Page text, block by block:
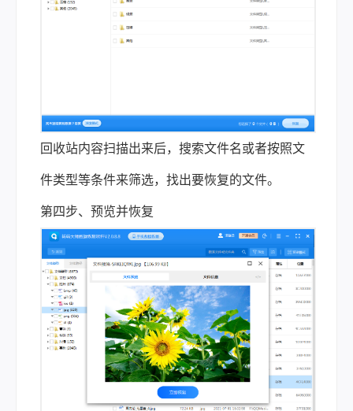
回收站内容扫描出来后，搜索文件名或者按照文
件类型等条件来筛选，找出要恢复的文件。
第四步、预览并恢复